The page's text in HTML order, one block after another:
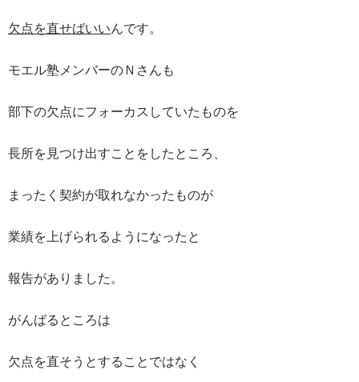
欠点を直せばいいんです。
モエル塾メンバーのＮさんも
部下の欠点にフォーカスしていたものを
長所を見つけ出すことをしたところ、
まったく契約が取れなかったものが
業績を上げられるようになったと
報告がありました。
がんばるところは
欠点を直そうとすることではなく